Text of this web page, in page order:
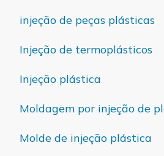
injeção de peças plásticas
Injeção de termoplásticos
Injeção plástica
Moldagem por injeção de
Molde de injeção plástica